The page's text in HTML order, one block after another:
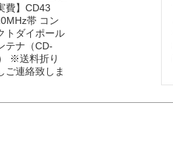
費】CD43
帯 コン
トダイポール
テナ（CD-
※送料折り
ご連絡致しま